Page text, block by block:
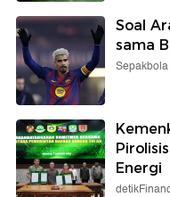
Soal
sama
Sepakbola
Energi